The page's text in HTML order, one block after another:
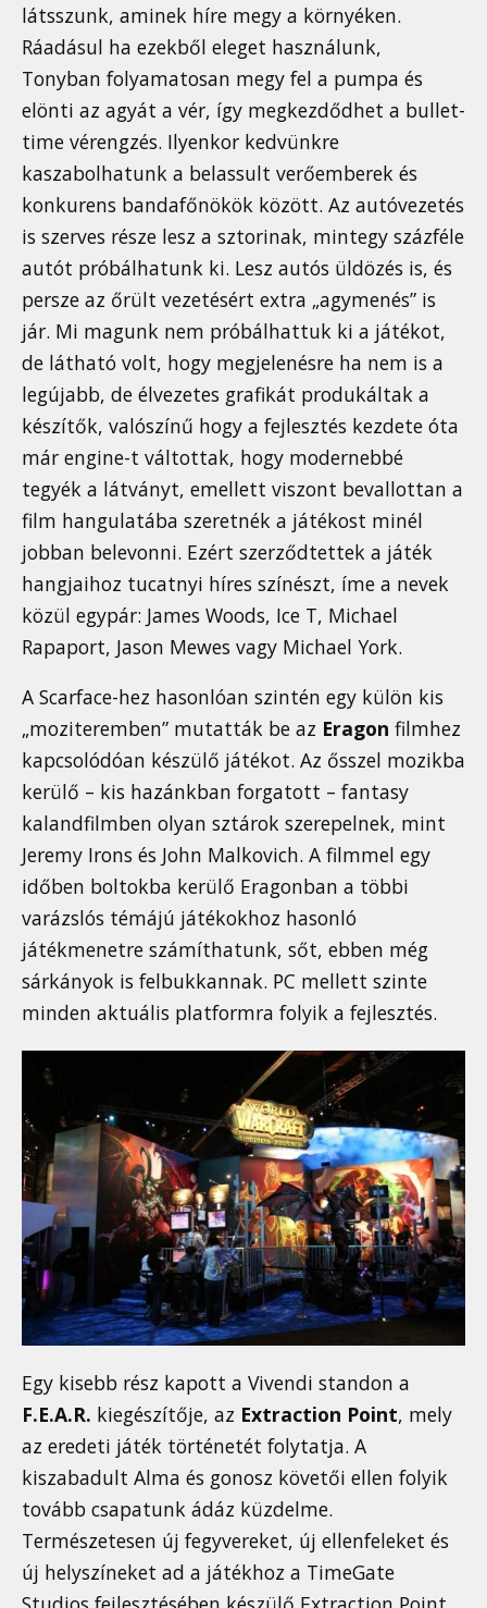
látsszunk, aminek híre megy a környéken.
Ráadásul ha ezekből eleget használunk,
Tonyban folyamatosan megy fel a pumpa és
elönti az agyát a vér, így megkezdődhet a bullet-
time vérengzés. Ilyenkor kedvünkre
kaszabolhatunk a belassult verőemberek és
konkurens bandafőnökök között. Az autóvezetés
is szerves része lesz a sztorinak, mintegy százféle
autót próbálhatunk ki. Lesz autós üldözés is, és
persze az őrült vezetésért extra „agymenés” is
jár. Mi magunk nem próbálhattuk ki a játékot,
de látható volt, hogy megjelenésre ha nem is a
legújabb, de élvezetes grafikát produkáltak a
készítők, valószínű hogy a fejlesztés kezdete óta
már engine-t váltottak, hogy modernebbé
tegyék a látványt, emellett viszont bevallottan a
film hangulatába szeretnék a játékost minél
jobban belevonni. Ezért szerződtettek a játék
hangjaihoz tucatnyi híres színészt, íme a nevek
közül egypár: James Woods, Ice T, Michael
Rapaport, Jason Mewes vagy Michael York.
A Scarface-hez hasonlóan szintén egy külön kis
„moziteremben” mutatták be az Eragon filmhez
kapcsolódóan készülő játékot. Az ősszel mozikba
kerülő – kis hazánkban forgatott – fantasy
kalandfilmben olyan sztárok szerepelnek, mint
Jeremy Irons és John Malkovich. A filmmel egy
időben boltokba kerülő Eragonban a többi
varázslós témájú játékokhoz hasonló
játékmenetre számíthatunk, sőt, ebben még
sárkányok is felbukkannak. PC mellett szinte
minden aktuális platformra folyik a fejlesztés.
Egy kisebb rész kapott a Vivendi standon a
F.E.A.R. kiegészítője, az Extraction Point, mely
az eredeti játék történetét folytatja. A
kiszabadult Alma és gonosz követői ellen folyik
tovább csapatunk ádáz küzdelme.
Természetesen új fegyvereket, új ellenfeleket és
új helyszíneket ad a játékhoz a TimeGate